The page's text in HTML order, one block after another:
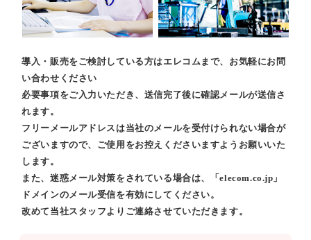
導入・販売をご検討している方はエレコムまで、お気軽にお問
い合わせください
必要事項をご入力いただき、送信完了後に確認メールが送信さ
れます。
フリーメールアドレスは当社のメールを受付けられない場合が
ございますので、ご使用をお控えくださいますようお願いいた
します。
また、迷惑メール対策をされている場合は、「elecom.co.jp」
ドメインのメール受信を有効にしてください。
改めて当社スタッフよりご連絡させていただきます。